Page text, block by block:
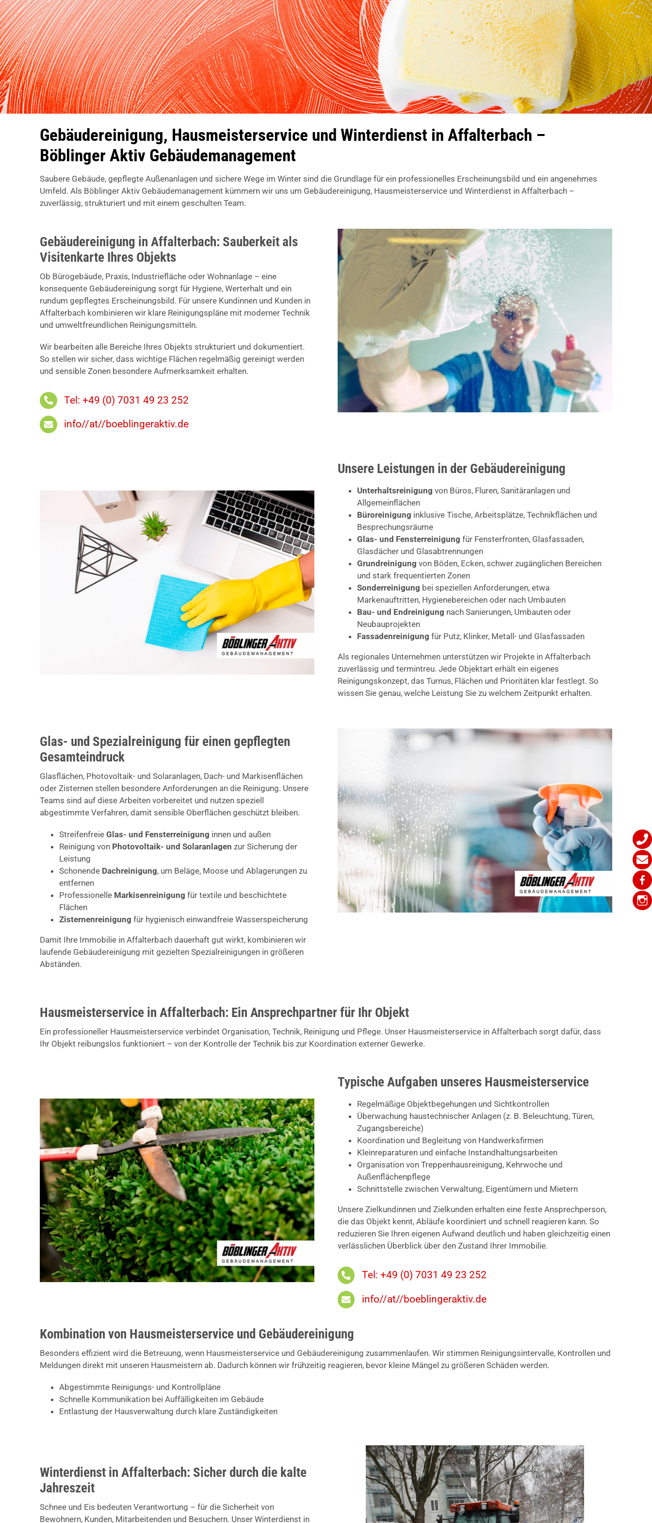
Gebäudereinigung, Hausmeisterservice und Winterdienst in Affalterbach –
Böblinger Aktiv Gebäudemanagement
Saubere Gebäude, gepflegte Außenanlagen und sichere Wege im Winter sind die Grundlage für ein professionelles Erscheinungsbild und ein angenehmes
Umfeld. Als Böblinger Aktiv Gebäudemanagement kümmern wir uns um Gebäudereinigung, Hausmeisterservice und Winterdienst in Affalterbach –
zuverlässig, strukturiert und mit einem geschulten Team.
Gebäudereinigung in Affalterbach: Sauberkeit als
Visitenkarte Ihres Objekts
Ob Bürogebäude, Praxis, Industriefläche oder Wohnanlage – eine
konsequente Gebäudereinigung sorgt für Hygiene, Werterhalt und ein
rundum gepflegtes Erscheinungsbild. Für unsere Kundinnen und Kunden in
Affalterbach kombinieren wir klare Reinigungspläne mit moderner Technik
und umweltfreundlichen Reinigungsmitteln.
Wir bearbeiten alle Bereiche Ihres Objekts strukturiert und dokumentiert.
So stellen wir sicher, dass wichtige Flächen regelmäßig gereinigt werden
und sensible Zonen besondere Aufmerksamkeit erhalten.
Tel: +49 (0) 7031 49 23 252
info//at//boeblingeraktiv.de
Unsere Leistungen in der Gebäudereinigung
Unterhaltsreinigung von Büros, Fluren, Sanitäranlagen und
Allgemeinflächen
Büroreinigung inklusive Tische, Arbeitsplätze, Technikflächen und
Besprechungsräume
Glas- und Fensterreinigung für Fensterfronten, Glasfassaden,
Glasdächer und Glasabtrennungen
Grundreinigung von Böden, Ecken, schwer zugänglichen Bereichen
und stark frequentierten Zonen
Sonderreinigung bei speziellen Anforderungen, etwa
Markenauftritten, Hygienebereichen oder nach Umbauten
Bau- und Endreinigung nach Sanierungen, Umbauten oder
Neubauprojekten
Fassadenreinigung für Putz, Klinker, Metall- und Glasfassaden
Als regionales Unternehmen unterstützen wir Projekte in Affalterbach
zuverlässig und termintreu. Jede Objektart erhält ein eigenes
Reinigungskonzept, das Turnus, Flächen und Prioritäten klar festlegt. So
wissen Sie genau, welche Leistung Sie zu welchem Zeitpunkt erhalten.
Glas- und Spezialreinigung für einen gepflegten
Gesamteindruck
Glasflächen, Photovoltaik- und Solaranlagen, Dach- und Markisenflächen
oder Zisternen stellen besondere Anforderungen an die Reinigung. Unsere
Teams sind auf diese Arbeiten vorbereitet und nutzen speziell
abgestimmte Verfahren, damit sensible Oberflächen geschützt bleiben.
Streifenfreie Glas- und Fensterreinigung innen und außen
Reinigung von Photovoltaik- und Solaranlagen zur Sicherung der
Leistung
Schonende Dachreinigung, um Beläge, Moose und Ablagerungen zu
entfernen
Professionelle Markisenreinigung für textile und beschichtete
Flächen
Zisternenreinigung für hygienisch einwandfreie Wasserspeicherung
Damit Ihre Immobilie in Affalterbach dauerhaft gut wirkt, kombinieren wir
laufende Gebäudereinigung mit gezielten Spezialreinigungen in größeren
Abständen.
Hausmeisterservice in Affalterbach: Ein Ansprechpartner für Ihr Objekt
Ein professioneller Hausmeisterservice verbindet Organisation, Technik, Reinigung und Pflege. Unser Hausmeisterservice in Affalterbach sorgt dafür, dass
Ihr Objekt reibungslos funktioniert – von der Kontrolle der Technik bis zur Koordination externer Gewerke.
Typische Aufgaben unseres Hausmeisterservice
Regelmäßige Objektbegehungen und Sichtkontrollen
Überwachung haustechnischer Anlagen (z. B. Beleuchtung, Türen,
Zugangsbereiche)
Koordination und Begleitung von Handwerksfirmen
Kleinreparaturen und einfache Instandhaltungsarbeiten
Organisation von Treppenhausreinigung, Kehrwoche und
Außenflächenpflege
Schnittstelle zwischen Verwaltung, Eigentümern und Mietern
Unsere Zielkundinnen und Zielkunden erhalten eine feste Ansprechperson,
die das Objekt kennt, Abläufe koordiniert und schnell reagieren kann. So
reduzieren Sie Ihren eigenen Aufwand deutlich und haben gleichzeitig einen
verlässlichen Überblick über den Zustand Ihrer Immobilie.
Tel: +49 (0) 7031 49 23 252
info//at//boeblingeraktiv.de
Kombination von Hausmeisterservice und Gebäudereinigung
Besonders effizient wird die Betreuung, wenn Hausmeisterservice und Gebäudereinigung zusammenlaufen. Wir stimmen Reinigungsintervalle, Kontrollen und
Meldungen direkt mit unseren Hausmeistern ab. Dadurch können wir frühzeitig reagieren, bevor kleine Mängel zu größeren Schäden werden.
Abgestimmte Reinigungs- und Kontrollpläne
Schnelle Kommunikation bei Auffälligkeiten im Gebäude
Entlastung der Hausverwaltung durch klare Zuständigkeiten
Winterdienst in Affalterbach: Sicher durch die kalte
Jahreszeit
Schnee und Eis bedeuten Verantwortung – für die Sicherheit von
Bewohnern, Kunden, Mitarbeitenden und Besuchern. Unser Winterdienst in